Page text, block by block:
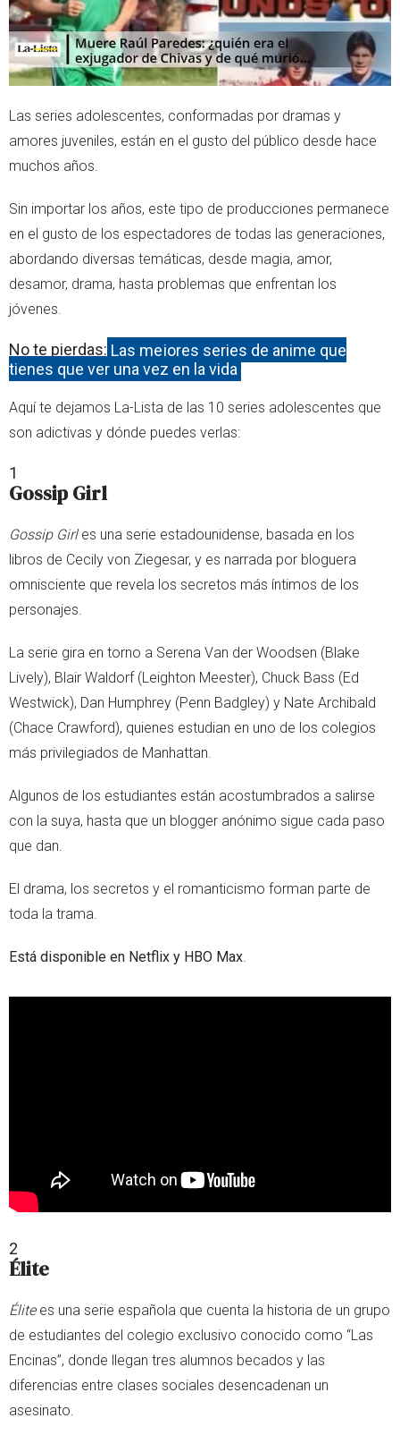
Las series adolescentes, conformadas por dramas y
amores juveniles, están en el gusto del público desde hace
muchos años.
Sin importar los años, este tipo de producciones permanece
en el gusto de los espectadores de todas las generaciones,
abordando diversas temáticas, desde magia, amor,
desamor, drama, hasta problemas que enfrentan los
jóvenes.
No te pierdas: Las mejores series de anime que
tienes que ver una vez en la vida
Aquí te dejamos La-Lista de las 10 series adolescentes que
son adictivas y dónde puedes verlas:
1
Gossip Girl
Gossip Girles una serie estadounidense, basada en los
libros de Cecily von Ziegesar, y es narrada por bloguera
omnisciente que revela los secretos más íntimos de los
personajes.
La serie gira en torno a Serena Van der Woodsen (Blake
Lively), Blair Waldorf (Leighton Meester), Chuck Bass (Ed
Westwick), Dan Humphrey (Penn Badgley) y Nate Archibald
(Chace Crawford), quienes estudian en uno de los colegios
más privilegiados de Manhattan.
Algunos de los estudiantes están acostumbrados a salirse
con la suya, hasta que un blogger anónimo sigue cada paso
que dan.
El drama, los secretos y el romanticismo forman parte de
toda la trama.
Está disponible en Netflix y HBO Max.
2
Élite
Élitees una serie española que cuenta la historia de un grupo
de estudiantes del colegio exclusivo conocido como “Las
Encinas”, donde llegan tres alumnos becados y las
diferencias entre clases sociales desencadenan un
asesinato.